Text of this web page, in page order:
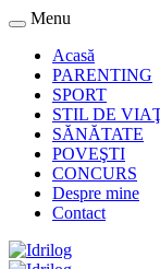
Menu
Acasă
PARENTING
SPORT
STIL DE
SĂNĂTATE
POVEŞTI
CONCURS
Despre mine
Contact